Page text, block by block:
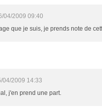
04/2009 09:40
que je suis, je prends note de
04/2009 14:33
j'en prend une part.